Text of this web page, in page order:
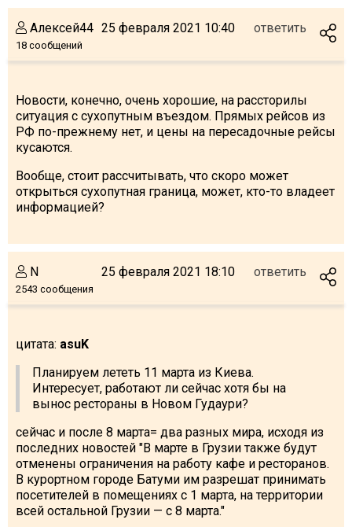
Алексей44
18 сообщений
25 февраля 2021 10:40 ответить
Новости, конечно, очень хорошие, на рассторилы
ситуация с сухопутным въездом. Прямых рейсов из
РФ по-прежнему нет, и цены на пересадочные рейсы
кусаются.
Вообще, стоит рассчитывать, что скоро может
открыться сухопутная граница, может, кто-то владеет
информацией?
N
2543 сообщения
25 февраля 2021 18:10 ответить
цитата: asuK
Планируем лететь 11 марта из Киева.
Интересует, работают ли сейчас хотя бы на
вынос рестораны в Новом Гудаури?
сейчас и после 8 марта= два разных мира, исходя из
последних новостей "В марте в Грузии также будут
отменены ограничения на работу кафе и ресторанов.
В курортном городе Батуми им разрешат принимать
посетителей в помещениях с 1 марта, на территории
всей остальной Грузии — с 8 марта."